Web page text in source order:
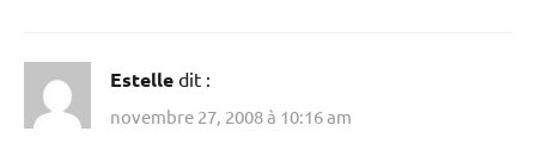
Estelle dit :
novembre 27, 2008 à 10:16 am